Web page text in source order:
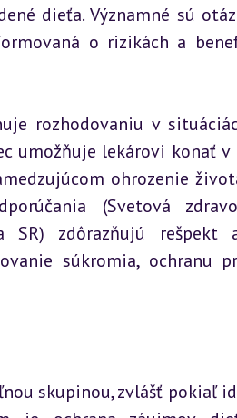
dieťa. Významné sú
o rizikách a
rozhodovaniu v
umožňuje lekárovi konať
ohrozenie
(Svetová
SR) zdôrazňujú
súkromia,
skupinou, zvlášť pokiaľ